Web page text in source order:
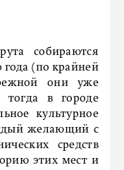
собираются
(по крайней
они уже
в городе
культурное
желающий с
средств
этих мест и